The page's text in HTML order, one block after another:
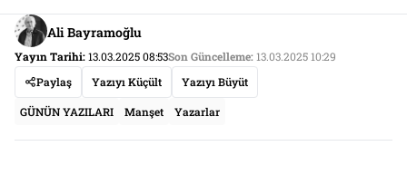
Ali Bayramoğlu
Yayın Tarihi:13.03.2025 08:53Son Güncelleme:13.03.2025 10:29
Paylaş
Yazıyı Küçült Yazıyı Büyüt
GÜNÜN YAZILARI Manşet Yazarlar